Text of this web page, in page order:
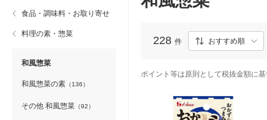
食品・調味料・お取り寄せ
料理の素・惣菜
和風惣菜
和風惣菜の素 （136）
その他 和風惣菜 （92）
228 件 おすすめ順
ポイント等は原則として税抜金額に